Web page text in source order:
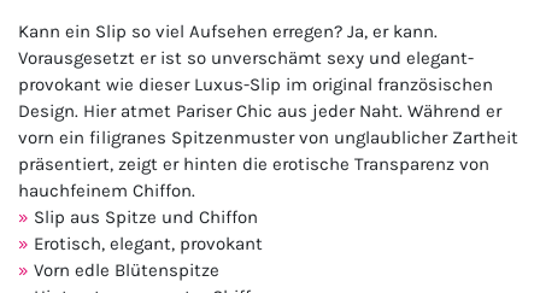
Kann ein Slip so viel Aufsehen erregen? Ja, er kann.
Vorausgesetzt er ist so unverschämt sexy und elegant-
provokant wie dieser Luxus-Slip im original französischen
Design. Hier atmet Pariser Chic aus jeder Naht. Während er
vorn ein filigranes Spitzenmuster von unglaublicher Zartheit
präsentiert, zeigt er hinten die erotische Transparenz von
hauchfeinem Chiffon.
Slip aus Spitze und Chiffon
Erotisch, elegant, provokant
Vorn edle Blütenspitze